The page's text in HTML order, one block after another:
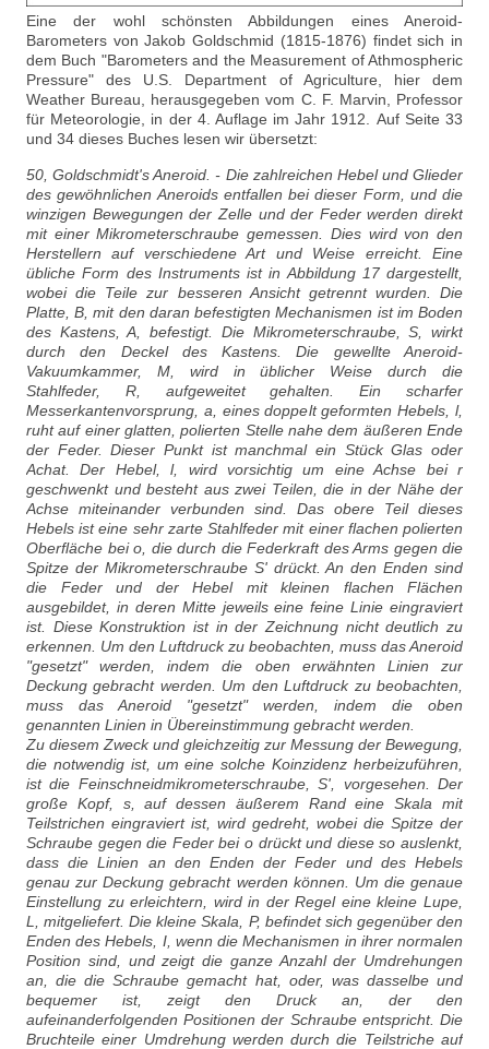
Eine der wohl schönsten Abbildungen eines Aneroid-
Barometers von Jakob Goldschmid (1815-1876) findet sich in
dem Buch "Barometers and the Measurement of Athmospheric
Pressure" des U.S. Department of Agriculture, hier dem
Weather Bureau, herausgegeben vom C. F. Marvin, Professor
für Meteorologie, in der 4. Auflage im Jahr 1912. Auf Seite 33
und 34 dieses Buches lesen wir übersetzt:
50, Goldschmidt's Aneroid. - Die zahlreichen Hebel und Glieder
des gewöhnlichen Aneroids entfallen bei dieser Form, und die
winzigen Bewegungen der Zelle und der Feder werden direkt
mit einer Mikrometerschraube gemessen. Dies wird von den
Herstellern auf verschiedene Art und Weise erreicht. Eine
übliche Form des Instruments ist in Abbildung 17 dargestellt,
wobei die Teile zur besseren Ansicht getrennt wurden. Die
Platte, B, mit den daran befestigten Mechanismen ist im Boden
des Kastens, A, befestigt. Die Mikrometerschraube, S, wirkt
durch den Deckel des Kastens. Die gewellte Aneroid-
Vakuumkammer, M, wird in üblicher Weise durch die
Stahlfeder, R, aufgeweitet gehalten. Ein scharfer
Messerkantenvorsprung, a, eines doppelt geformten Hebels, l,
ruht auf einer glatten, polierten Stelle nahe dem äußeren Ende
der Feder. Dieser Punkt ist manchmal ein Stück Glas oder
Achat. Der Hebel, l, wird vorsichtig um eine Achse bei r
geschwenkt und besteht aus zwei Teilen, die in der Nähe der
Achse miteinander verbunden sind. Das obere Teil dieses
Hebels ist eine sehr zarte Stahlfeder mit einer flachen polierten
Oberfläche bei o, die durch die Federkraft des Arms gegen die
Spitze der Mikrometerschraube S' drückt. An den Enden sind
die Feder und der Hebel mit kleinen flachen Flächen
ausgebildet, in deren Mitte jeweils eine feine Linie eingraviert
ist. Diese Konstruktion ist in der Zeichnung nicht deutlich zu
erkennen. Um den Luftdruck zu beobachten, muss das Aneroid
"gesetzt" werden, indem die oben erwähnten Linien zur
Deckung gebracht werden. Um den Luftdruck zu beobachten,
muss das Aneroid "gesetzt" werden, indem die oben
genannten Linien in Übereinstimmung gebracht werden.
Zu diesem Zweck und gleichzeitig zur Messung der Bewegung,
die notwendig ist, um eine solche Koinzidenz herbeizuführen,
ist die Feinschneidmikrometerschraube, S', vorgesehen. Der
große Kopf, s, auf dessen äußerem Rand eine Skala mit
Teilstrichen eingraviert ist, wird gedreht, wobei die Spitze der
Schraube gegen die Feder bei o drückt und diese so auslenkt,
dass die Linien an den Enden der Feder und des Hebels
genau zur Deckung gebracht werden können. Um die genaue
Einstellung zu erleichtern, wird in der Regel eine kleine Lupe,
L, mitgeliefert. Die kleine Skala, P, befindet sich gegenüber den
Enden des Hebels, I, wenn die Mechanismen in ihrer normalen
Position sind, und zeigt die ganze Anzahl der Umdrehungen
an, die die Schraube gemacht hat, oder, was dasselbe und
bequemer ist, zeigt den Druck an, der den
aufeinanderfolgenden Positionen der Schraube entspricht. Die
Bruchteile einer Umdrehung werden durch die Teilstriche auf